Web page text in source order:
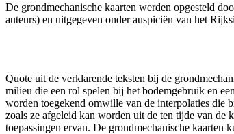
De grondmechanische kaarten werden opgesteld
auteurs) en uitgegeven onder auspiciën van het
Quote uit de verklarende teksten bij de
milieu die een rol spelen bij het bodemgebruik en
worden toegekend omwille van de interpolaties die
zoals ze afgeleid kan worden uit de ten tijde van de
toepassingen ervan. De grondmechanische